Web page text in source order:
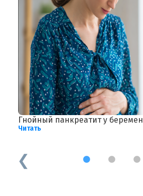
Гнойный панкреатит у
Читать
1 2 3